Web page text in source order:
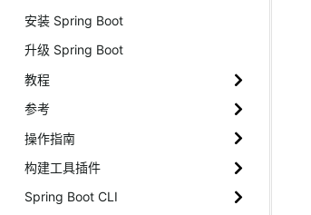
安装 Spring Boot
升级 Spring Boot
教程
参考
操作指南
构建工具插件
Spring Boot CLI